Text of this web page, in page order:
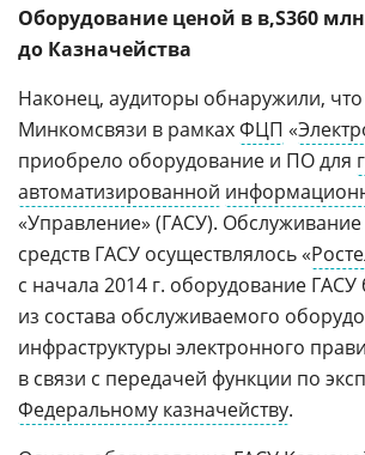
Оборудование ценой в
360
до Казначейства
Наконец, аудиторы обнаружили, что
Минкомсвязи в рамкахФЦП «
приобрело оборудование и ПО для
автоматизированной
«Управление» (ГАСУ). Обслуживание
средств ГАСУ осуществлялось «
с начала 2014 г. оборудование
из состава обслуживаемого
инфраструктуры электронного
в связи с передачей функции по
Федеральному казначейству.